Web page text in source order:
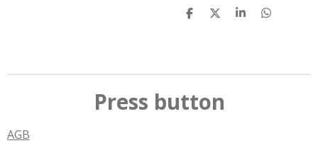
T
n
T
n
T
n
T
n
Press button
AGB